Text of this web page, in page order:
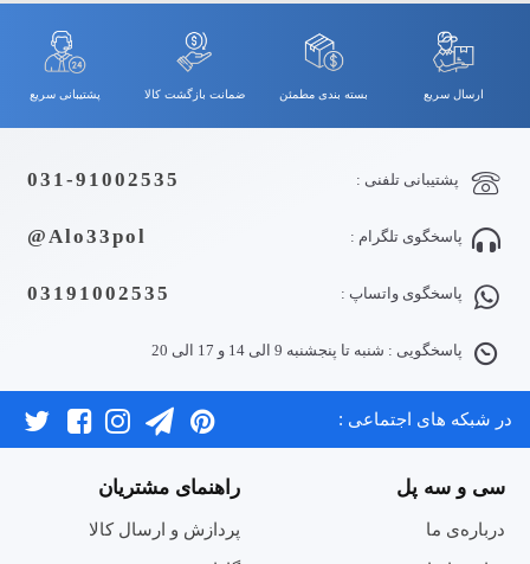
ارسال سریع بسته بندی مطمئن ضمانت بازگشت کالا پشتیبانی سریع
پشتیبانی تلفنی : 031-91002535
پاسخگوی تلگرام : Alo33pol@
پاسخگوی واتساپ : 03191002535
پاسخگویی : شنبه تا پنجشنبه 9 الی 14 و 17 الی 20
در شبکه های اجتماعی :
سی و سه پل
درباره‌ی ما
راهنمای مشتریان
پردازش و ارسال کالا